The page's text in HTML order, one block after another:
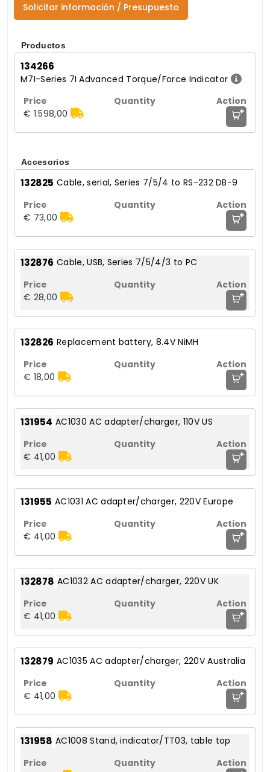
Solicitar información / Presupuesto
Productos
134266
M7I-Series 7I Advanced Torque/Force Indicator
€ 1.598,00 +
Accesorios
132825 Cable, serial, Series 7/5/4 to RS-232 DB-9
€ 73,00 +
132876 Cable, USB, Series 7/5/4/3 to PC
€ 28,00 +
132826 Replacement battery, 8.4V NiMH
€ 18,00 +
131954 AC1030 AC adapter/charger, 110V US
€ 41,00 +
131955 AC1031 AC adapter/charger, 220V Europe
€ 41,00 +
132878 AC1032 AC adapter/charger, 220V UK
€ 41,00 +
132879 AC1035 AC adapter/charger, 220V Australia
€ 41,00 +
131958 AC1008 Stand, indicator/TT03, table top